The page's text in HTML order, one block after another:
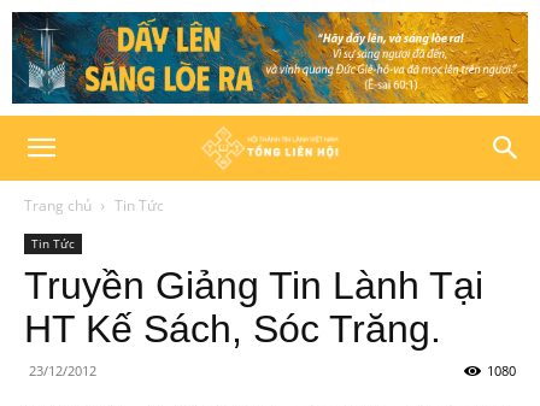
Trang chủ Tin Tức
Tin Tức
Truyền Giảng Tin Lành Tại
HT Kế Sách, Sóc Trăng.
23/12/2012 1080